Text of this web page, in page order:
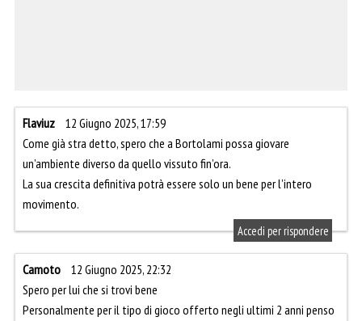
Flaviuz
12 Giugno 2025, 17:59
Come già stra detto, spero che a Bortolami possa giovare
un’ambiente diverso da quello vissuto fin’ora.
La sua crescita definitiva potrà essere solo un bene per l’intero
movimento.
Accedi per rispondere
Camoto
12 Giugno 2025, 22:32
Spero per lui che si trovi bene
Personalmente per il tipo di gioco offerto negli ultimi 2 anni penso